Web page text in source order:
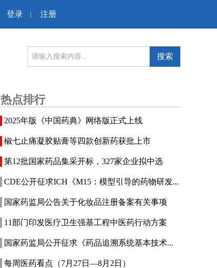
登录 | 注册
搜索
热点排行
2025年版《中国药典》网络版正式上线
椒七止痛凝胶贴膏等四款创新药获批上市
第12批国家药品集采开标，327家企业拟中选
CDE公开征求ICH《M15：模型引导的药物研发...
国家药监局公告关于化妆品注册备案有关事项
11部门印发医疗卫生强基工程中医药行动方案
国家药监局公开征求《药品追溯系统基本技术...
每周医药看点（7月27日—8月2日）